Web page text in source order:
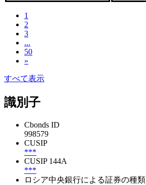
1
2
3
...
50
»
すべて表示
識別子
Cbonds ID
998579
CUSIP
***
CUSIP 144A
***
ロシア中央銀行による証券の種類